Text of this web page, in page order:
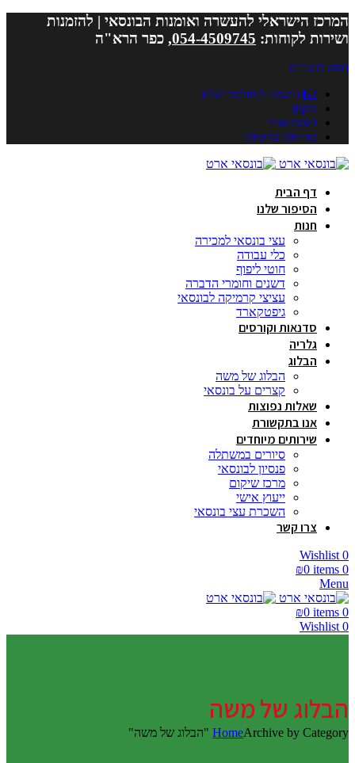
המרכז הישראלי להעשרה ואומנות הבונסאי | להזמנות
ושירות לקוחות: 054-4509745, כפר הרא"ה
חפש מוצרים
הרשמה לניוזלטר שלנו
תקנון
גיפטקארד
מדיניות פרטיות
דף הבית
הסיפור שלנו
חנות
עצי בונסאי למכירה
כלי עבודה
חוטי ליפוף
דשנים וחומרי הדברה
עציצי קרמיקה לבונסאי
גיפטקארד
סדנאות וקורסים
גלריה
הבלוג
הבלוג של משה
קצרים על בונסאי
שאלות נפוצות
אנו בתקשורת
שירותים מיוחדים
סיורים במשתלה
פנסיון לבונסאי
מרכז שיקום
ייעוץ אישי
השכרת עצי בונסאי
צרו קשר
0
Wishlist
0
items
₪0
Menu
0
items
₪0
0
Wishlist
הבלוג של משה
HomeArchive by Category "הבלוג של משה"